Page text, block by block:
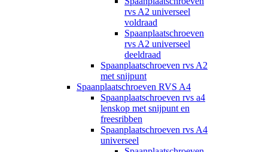
rvs A2 universeel
voldraad
Spaanplaatschroeven
rvs A2 universeel
deeldraad
Spaanplaatschroeven rvs A2
met snijpunt
Spaanplaatschroeven RVS A4
Spaanplaatschroeven rvs a4
lenskop met snijpunt en
freesribben
Spaanplaatschroeven rvs A4
universeel